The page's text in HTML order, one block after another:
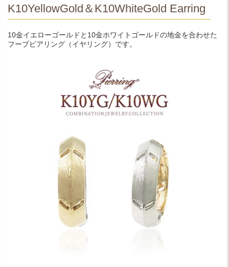
K10YellowGold＆K10WhiteGold Earring
10金イエローゴールドと10金ホワイトゴールドの地金を合わせた
フープピアリング（イヤリング）です。